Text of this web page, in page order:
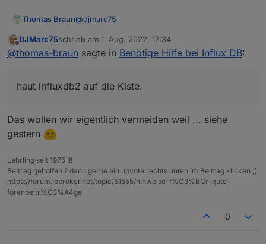
Thomas Braun@djmarc75
Offline
DJMarc75schrieb am 1. Aug. 2022, 17:34
zuletzt editiert von
@thomas-braun sagte in Benötige Hilfe bei Influx DB:
haut influxdb2 auf die Kiste.
Das wollen wir eigentlich vermeiden weil ... siehe
gestern
Lehrling seit 1975 !!!
Beitrag geholfen ? dann gerne ein upvote rechts unten im Beitrag klicken ;)
https://forum.iobroker.net/topic/51555/hinweise-f%C3%BCr-gute-
forenbeitr%C3%A4ge
0